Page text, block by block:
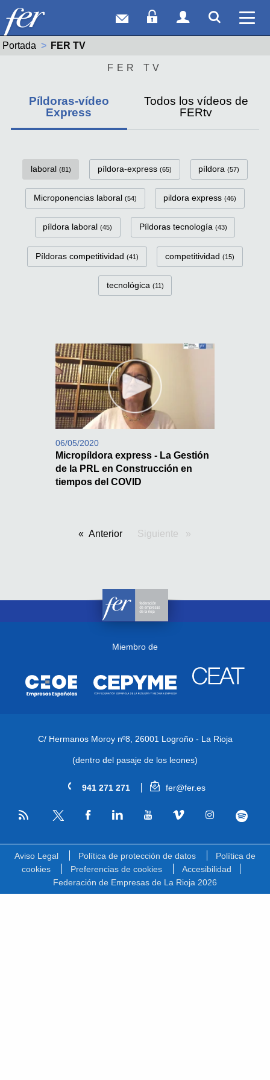
Correo webAcceso Socios
Acceso
Portada Actual:
FER TV
FER TV
Píldoras-vídeo
Express
Todos los vídeos de
FERtv
FerTv Píldoras-vídeo Express
laboral (81) píldora-express (65) píldora (57)
Microponencias laboral (54) pildora express (46)
píldora laboral (45) Píldoras tecnología (43)
Píldoras competitividad (41) competitividad (15)
tecnológica (11)
06/05/2020
Micropíldora express - La Gestión
de la PRL en Construcción en
tiempos del COVID
Anterior Siguiente pagina
Miembro de
C/ Hermanos Moroy nº8, 26001 Logroño - La Rioja
(dentro del pasaje de los leones)
941 271 271 fer@fer.es
RSS
Aviso Legal Política de protección de datos
Política de
cookies
Preferencias de cookies
Accesibilidad
Federación de Empresas de La Rioja 2026